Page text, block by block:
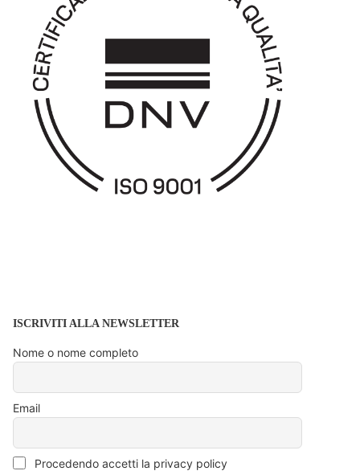
ISCRIVITI ALLA NEWSLETTER
Nome o nome completo
Email
Procedendo accetti la privacy policy